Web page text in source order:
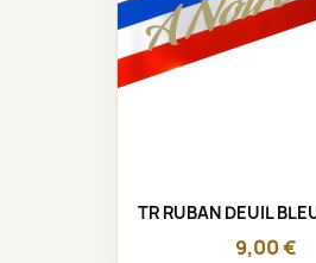
TR RUBAN DEUIL
9,00 €